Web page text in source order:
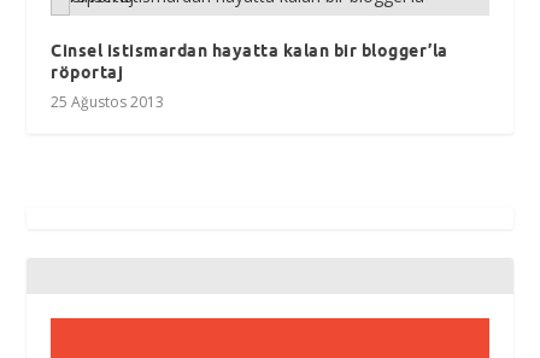
Cinsel istismardan hayatta kalan bir blogger’la
röportaj
25 Ağustos 2013